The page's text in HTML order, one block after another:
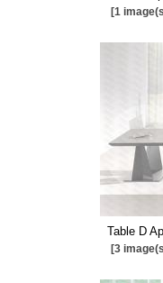
[1
Table D
[3